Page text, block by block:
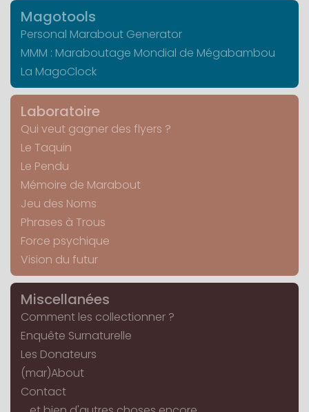
Magotools
Personal Marabout Generator
MMM : Maraboutage Mondial de Mégabambou
La MagoClock
Laboratoire
Qui veut gagner des flyers ?
Le Taquin
Le Pendu
Mémoire de Marabout
Jeu des Noms
Phrases à Trous
Force psychique
Vision du futur
Miscellanées
Comment les collectionner ?
Enquête Surnaturelle
Les Donateurs
(mar)About
Contact